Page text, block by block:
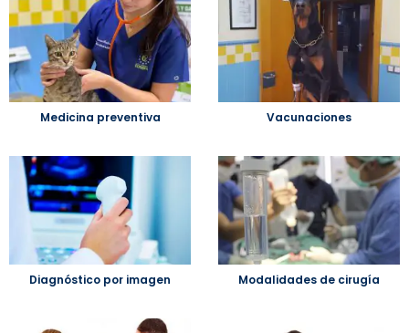
Medicina preventiva Vacunaciones
Diagnóstico por imagen Modalidades de cirugía